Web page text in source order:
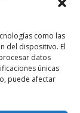
como las
del dispositivo. El
datos
únicas
puede afectar